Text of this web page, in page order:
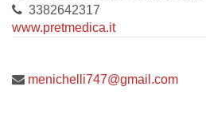
3382642317
www.pretmedica.it
menichelli747@gmail.com